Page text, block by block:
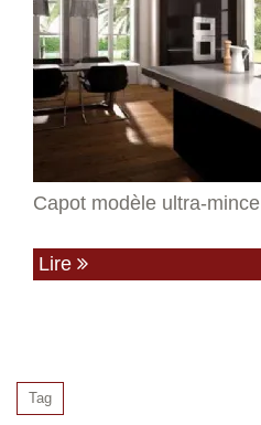
Capot modèle ultra-mince
Lire
Tag